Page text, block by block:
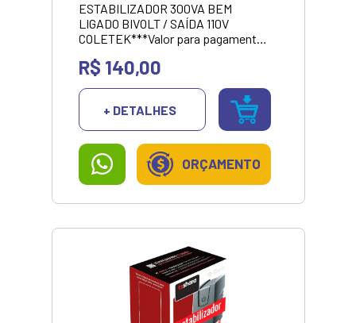
ESTABILIZADOR 300VA BEM
LIGADO BIVOLT / SAÍDA 110V
COLETEK***Valor para pagamento
até 12 vezes.
R$ 140,00
+ DETALHES
ORÇAMENTO